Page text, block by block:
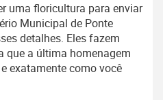
uma floricultura para enviar
Municipal de Ponte
detalhes. Eles fazem
que a última homenagem
exatamente como você